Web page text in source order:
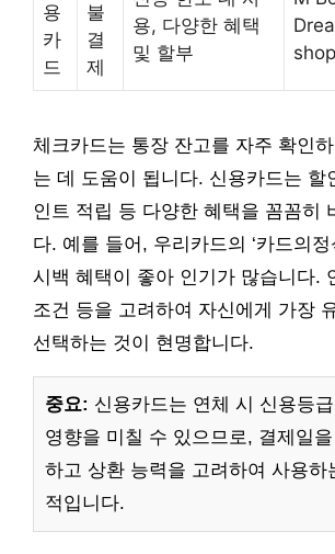
용
카
드
불
결
제
용, 다양한 혜택
및 할부
체크카드는 통장 잔고를 자주 확인하
는 데 도움이 됩니다. 신용카드는 할
인트 적립 등 다양한 혜택을 꼼꼼히
다. 예를 들어, 우리카드의 ‘카드의정
시백 혜택이 좋아 인기가 많습니다.
조건 등을 고려하여 자신에게 가장
선택하는 것이 현명합니다.
중요: 신용카드는 연체 시 신용등
영향을 미칠 수 있으므로, 결제일
하고 상환 능력을 고려하여 사용하
적입니다.